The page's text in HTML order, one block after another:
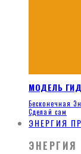
МОДЕЛЬ
Бесконечная
Сделай сам
ЭНЕРГИЯ